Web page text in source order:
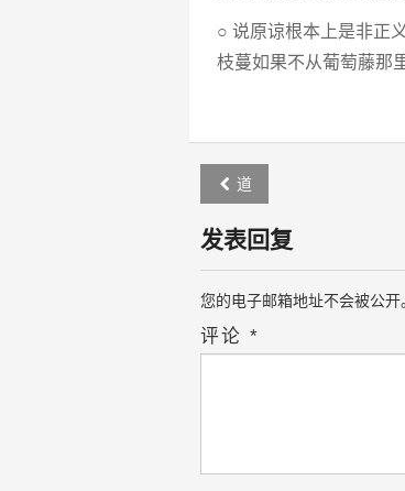
○ 说原谅根本上是非正
枝蔓如果不从葡萄藤那
Post
navigation
道
发表回复
您的电子邮箱地址不会被公开
评论 *